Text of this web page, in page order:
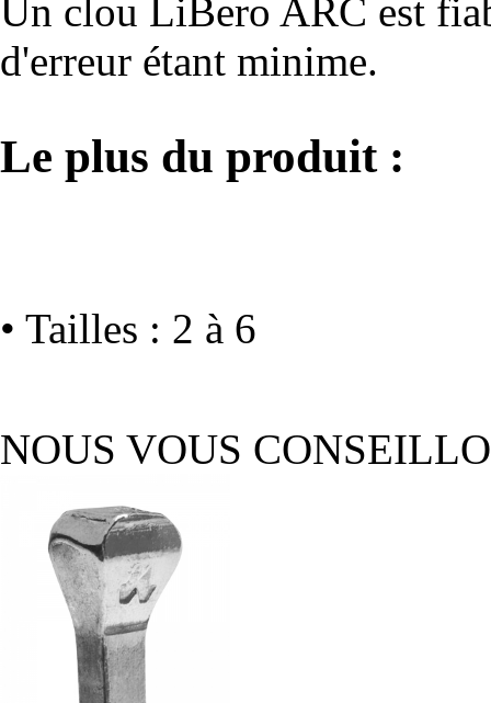
Un clou LiBero ARC est
d'erreur étant minime.
Le plus du produit :
• Tailles : 2 à 6
NOUS VOUS